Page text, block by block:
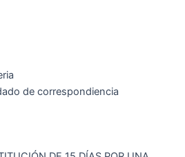
de correspondiencia